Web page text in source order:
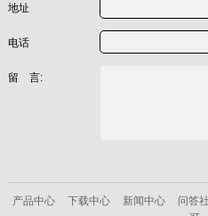
地址
电话
留 言:
产品中心 下载中心 新闻中心 问答